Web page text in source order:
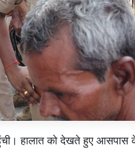
हालात को देखते हुए आसपास